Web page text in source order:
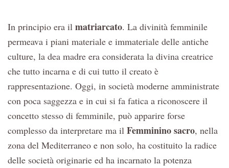
In principio era il matriarcato. La divinità femminile
permeava i piani materiale e immateriale delle antiche
culture, la dea madre era considerata la divina creatrice
che tutto incarna e di cui tutto il creato è
rappresentazione. Oggi, in società moderne amministrate
con poca saggezza e in cui si fa fatica a riconoscere il
concetto stesso di femminile, può apparire forse
complesso da interpretare ma il Femminino sacro, nella
zona del Mediterraneo e non solo, ha costituito la radice
delle società originarie ed ha incarnato la potenza